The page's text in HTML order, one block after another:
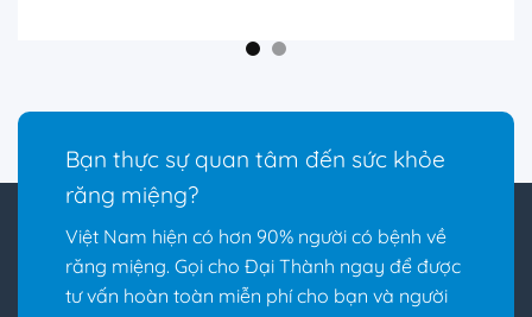
tư vấn hoàn toàn miễn phí cho bạn và người
thân trong gia đình!
Đặt lịch tư vấn